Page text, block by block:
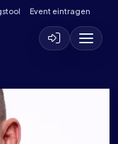
Event eintragen